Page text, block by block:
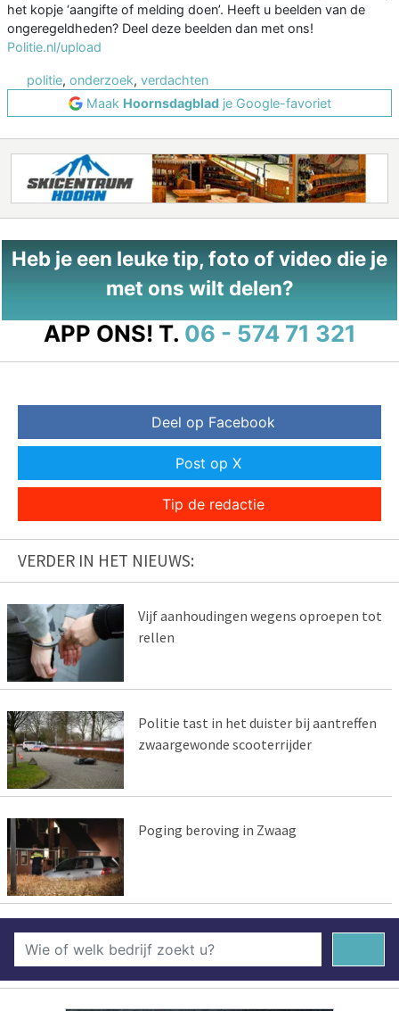
het kopje ‘aangifte of melding doen’. Heeft u beelden van de
ongeregeldheden? Deel deze beelden dan met ons!
Politie.nl/upload
politie, onderzoek, verdachten
Maak Hoornsdagbladje Google-favoriet
Heb je een leuke tip, foto of video die je
met ons wilt delen?
APP ONS! T. 06 - 574 71 321
Deel op Facebook
Post op X
Tip de redactie
VERDER IN HET NIEUWS:
Vijf aanhoudingen wegens oproepen tot
rellen
Politie tast in het duister bij aantreffen
zwaargewonde scooterrijder
Poging beroving in Zwaag